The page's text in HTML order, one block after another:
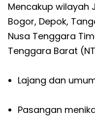
Mencakup wilayah
Bogor, Depok,
Nusa Tenggara
Tenggara Barat
Lajang dan
Pasangan